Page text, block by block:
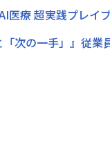
医療 超実践プレイ
次の一手」』従